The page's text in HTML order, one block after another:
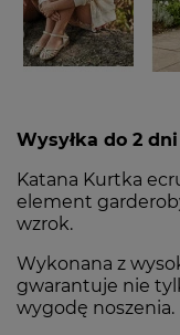
Wysyłka do 2
Katana Kurtka
element
wzrok.
Wykonana z
gwarantuje nie
wygodę noszenia.